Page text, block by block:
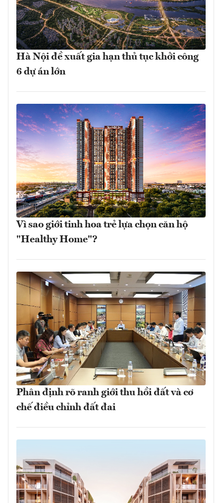
Hà Nội đề xuất gia hạn thủ tục khởi công
6 dự án lớn
Vì sao giới tinh hoa trẻ lựa chọn căn hộ
"Healthy Home"?
Phân định rõ ranh giới thu hồi đất và cơ
chế điều chỉnh đất đai